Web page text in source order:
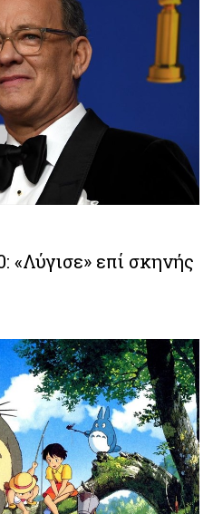
«Λύγισε» επί σκηνής